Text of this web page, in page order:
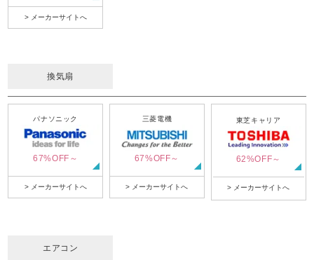
> メーカーサイトへ
換気扇
パナソニック
67%OFF～
> メーカーサイトへ
三菱電機
67%OFF～
> メーカーサイトへ
東芝キャリア
62%OFF～
> メーカーサイトへ
エアコン